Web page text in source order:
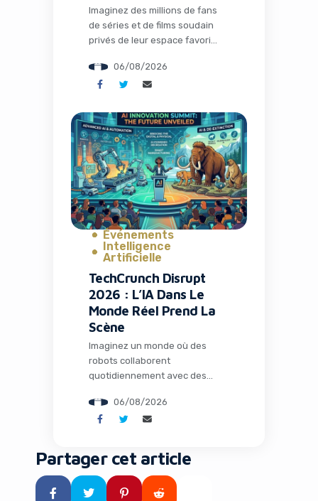
Imaginez des millions de fans
de séries et de films soudain
privés de leur espace favori
partager memes et suivre leurs
visionnages en communauté.
passé avec la fermeture de TV
Time, une application culte qui
avait conquis plus de 26
millions d’installations. Mais
l’histoire ne s’arrête pas […]
06/08/2026
Événements
Intelligence
Artificielle
TechCrunch Disrupt
2026 : L’IA Dans Le
Monde Réel Prend La
Scène
Imaginez un monde où des
robots collaborent
quotidiennement avec des
l’intelligence artificielle opère
loin de tout cloud dans des
où des espèces éteintes depuis
des millénaires pourraient
fouler à nouveau notre planète
grâce à la biologie de synthèse.
06/08/2026
Partager cet article